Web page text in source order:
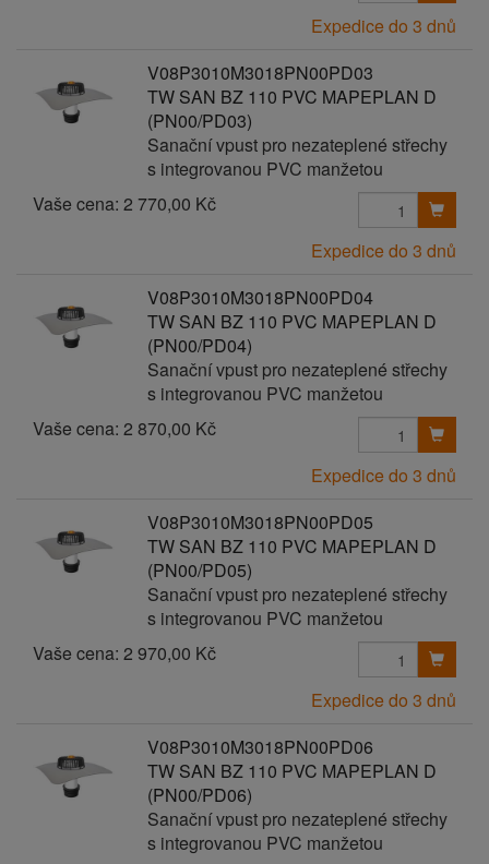
Expedice do 3 dnů
V08P3010M3018PN00PD03
TW SAN BZ 110 PVC MAPEPLAN D
(PN00/PD03)
Sanační vpust pro nezateplené střechy
s integrovanou PVC manžetou
Vaše cena: 2 770,00 Kč
Expedice do 3 dnů
V08P3010M3018PN00PD04
TW SAN BZ 110 PVC MAPEPLAN D
(PN00/PD04)
Sanační vpust pro nezateplené střechy
s integrovanou PVC manžetou
Vaše cena: 2 870,00 Kč
Expedice do 3 dnů
V08P3010M3018PN00PD05
TW SAN BZ 110 PVC MAPEPLAN D
(PN00/PD05)
Sanační vpust pro nezateplené střechy
s integrovanou PVC manžetou
Vaše cena: 2 970,00 Kč
Expedice do 3 dnů
V08P3010M3018PN00PD06
TW SAN BZ 110 PVC MAPEPLAN D
(PN00/PD06)
Sanační vpust pro nezateplené střechy
s integrovanou PVC manžetou